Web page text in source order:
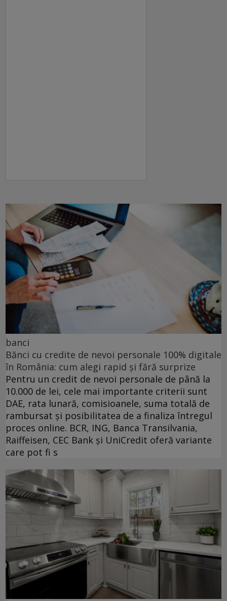
banci
Bănci cu credite de nevoi personale 100% digitale
în România: cum alegi rapid și fără surprize
Pentru un credit de nevoi personale de până la
10.000 de lei, cele mai importante criterii sunt
DAE, rata lunară, comisioanele, suma totală de
rambursat și posibilitatea de a finaliza întregul
proces online. BCR, ING, Banca Transilvania,
Raiffeisen, CEC Bank și UniCredit oferă variante
care pot fi s